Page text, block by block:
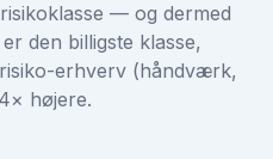
— og dermed
den billigste klasse,
erhverv (håndværk,
højere.